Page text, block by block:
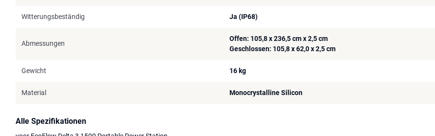
Witterungsbeständig Ja (IP68)
Abmessungen
Offen: 105,8 x 236,5 cm x 2,5 cm
Geschlossen: 105,8 x 62,0 x 2,5 cm
Gewicht 16 kg
Material Monocrystalline Silicon
Alle Spezifikationen